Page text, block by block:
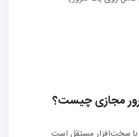
مجازی چیست؟
با سخت‌افزار مستقل است